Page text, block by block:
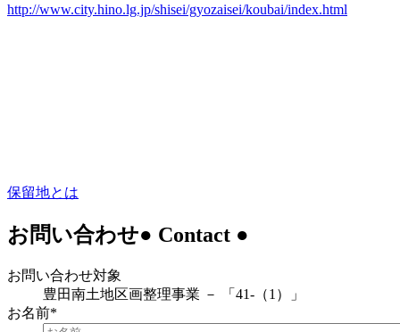
http://www.city.hino.lg.jp/shisei/gyozaisei/koubai/index.html
保留地とは
お問い合わせ● Contact ●
お問い合わせ対象
豊田南土地区画整理事業 － 「41-（1）」
お名前*